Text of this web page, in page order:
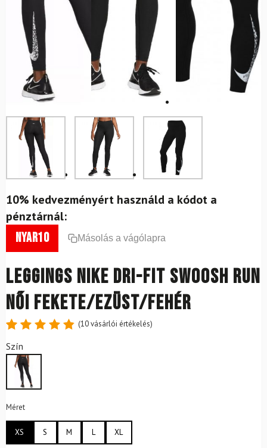
10% kedvezményért használd a kódot a
pénztárnál:
nyar10 Másolás a vágólapra
Leggings NIKE Dri-FIT Swoosh Run
női fekete/ezüst/fehér
4.9
ből,
értékelés
alapján
(10vásárlói értékelés)
Szín
Méret
XS S M L XL